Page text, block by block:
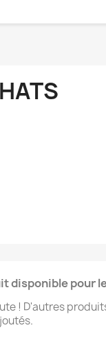
disponible pour
! D'autres